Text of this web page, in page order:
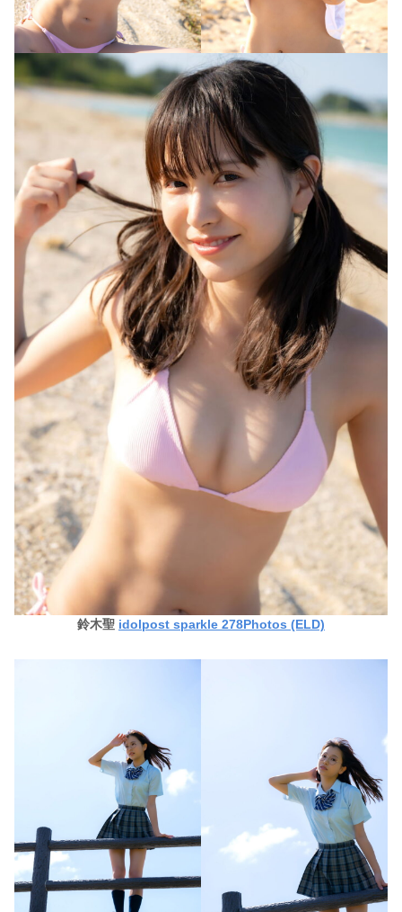
鈴木聖 idolpost sparkle 278Photos (ELD)